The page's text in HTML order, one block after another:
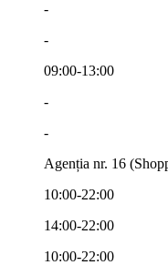
-
-
09:00-13:00
-
-
Agenția nr. 16
10:00-22:00
14:00-22:00
10:00-22:00